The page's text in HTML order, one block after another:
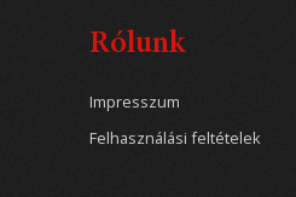
Rólunk
Impresszum
Felhasználási feltételek